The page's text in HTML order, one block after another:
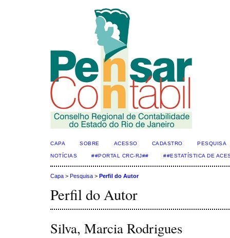
CAPA SOBRE ACESSO CADASTRO PESQUISA
NOTÍCIAS ##PORTAL CRC-RJ## ##ESTATÍSTICA DE
Capa > Pesquisa > Perfil do Autor
Perfil do Autor
Silva, Marcia Rodrigues